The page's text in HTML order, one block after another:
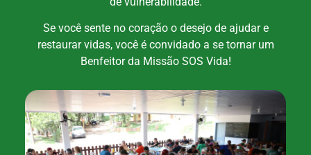
Se você sente no coração o desejo de ajudar e
restaurar vidas, você é convidado a se tornar um
Benfeitor da Missão SOS Vida!